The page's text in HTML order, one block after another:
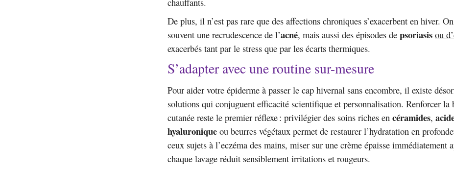
De plus, il n’est pas rare que des affections chroniques s’exacerbent en hiver.
souvent une recrudescence de l’acné, mais aussi des épisodes de psoriasis ou
exacerbés tant par le stress que par les écarts thermiques.
S’adapter avec une routine sur-mesure
Pour aider votre épiderme à passer le cap hivernal sans encombre, il existe
solutions qui conjuguent efficacité scientifique et personnalisation. Renforcer la
cutanée reste le premier réflexe : privilégier des soins riches en céramides,
hyaluronique ou beurres végétaux permet de restaurer l’hydratation en
ceux sujets à l’eczéma des mains, miser sur une crème épaisse immédiatement
chaque lavage réduit sensiblement irritations et rougeurs.